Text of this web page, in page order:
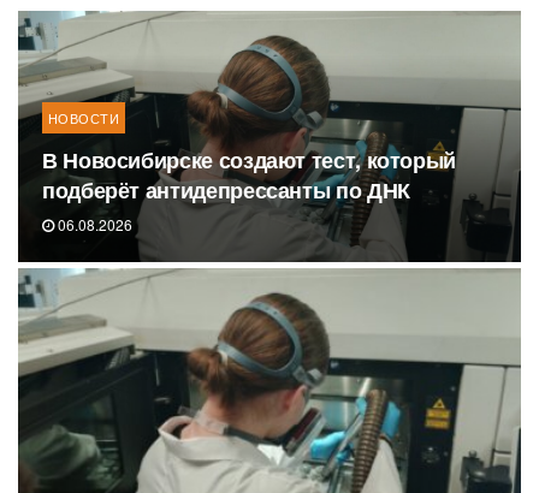
НОВОСТИ
В Новосибирске создают тест, который
подберёт антидепрессанты по ДНК
06.08.2026